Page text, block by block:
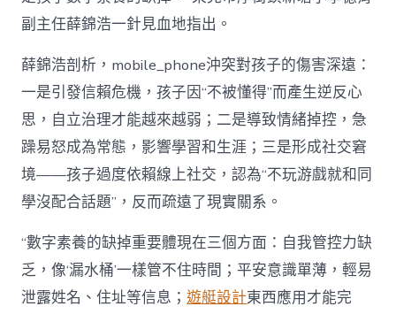
副主任薛錦浩一針見血地指出。
薛錦浩剖析，mobile_phone沖突對孩子的傷害深遠：
一是引發信賴危機，孩子因“不被懂得”而產生逆反心
思，自立治理才能越來越弱；二是導致情緒掉控，急
躁易怒成為常態，影響學習和生涯；三是形成社交窘
境——孩子過度依賴線上社交，認為“不玩游戲就和同
學沒配合話題”，反而疏遠了現實關系。
“數字素養的缺掉重要體現在三個方面：自我管控力缺
乏，像‘漏水桶’一樣管不住時間；平安意識單薄，輕易
泄露姓名、住址等信息；遊艇設計東西應用才能完